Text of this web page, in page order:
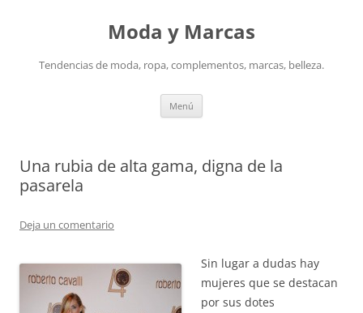
Moda y Marcas
Tendencias de moda, ropa, complementos, marcas, belleza.
Menú
Una rubia de alta gama, digna de la
pasarela
Deja un comentario
Sin lugar a dudas hay
mujeres que se destacan
por sus dotes